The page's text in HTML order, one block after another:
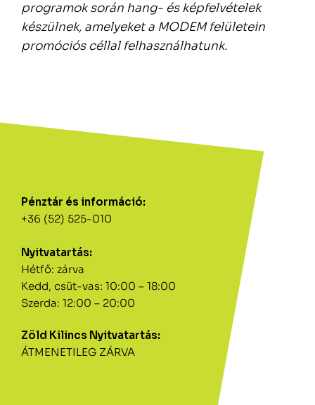
Pénztár és információ:
+36 (52) 525-010
Nyitvatartás:
Hétfő: zárva
Kedd, csüt-vas: 10:00 – 18:00
Szerda: 12:00 – 20:00
Zöld Kilincs Nyitvatartás:
ÁTMENETILEG ZÁRVA
programok során hang- és képfelvételek
készülnek, amelyeket a MODEM felületein
promóciós céllal felhasználhatunk.